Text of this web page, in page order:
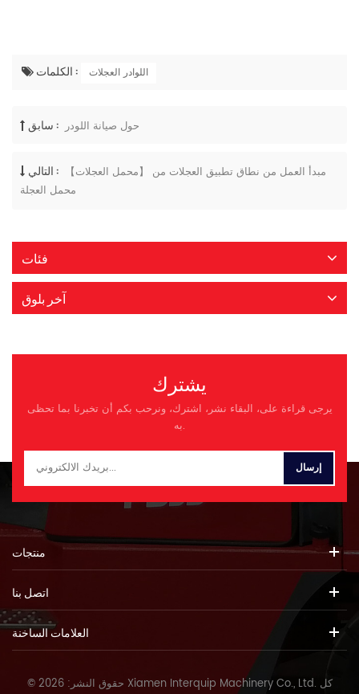
الكلمات : اللوادر العجلات
سابق : حول صيانة اللودر
التالي : 【محمل العجلات】 مبدأ العمل من نطاق تطبيق العجلات من
محمل العجلة
فئات
آخر بلوق
يشترك
يرجى قراءة على، البقاء نشر، اشترك، ونرحب بكم أن تخبرنا بما تحظى
به.
منتجات
اتصل بنا
العلامات الساخنة
© حقوق النشر: 2026 Xiamen Interquip Machinery Co., Ltd. كل